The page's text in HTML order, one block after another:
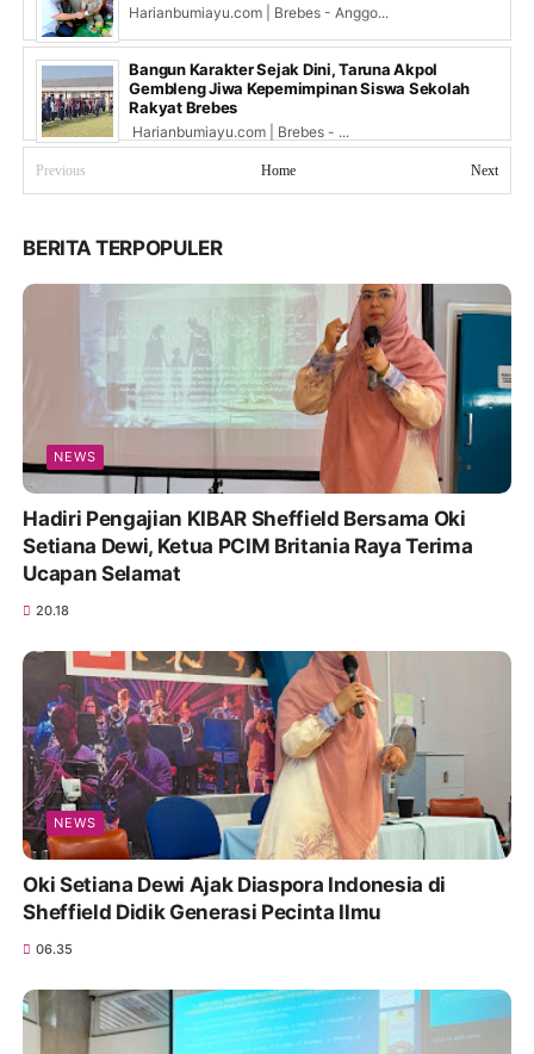
Harianbumiayu.com | Brebes - Anggo...
Bangun Karakter Sejak Dini, Taruna Akpol
Gembleng Jiwa Kepemimpinan Siswa Sekolah
Rakyat Brebes
Harianbumiayu.com | Brebes - ...
Previous Next
Home
BERITA TERPOPULER
NEWS
Hadiri Pengajian KIBAR Sheffield Bersama Oki
Setiana Dewi, Ketua PCIM Britania Raya Terima
Ucapan Selamat
20.18
NEWS
Oki Setiana Dewi Ajak Diaspora Indonesia di
Sheffield Didik Generasi Pecinta Ilmu
06.35